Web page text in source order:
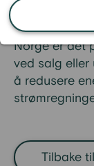
velge
Norge er det
ved salg eller
å redusere
Tilbake